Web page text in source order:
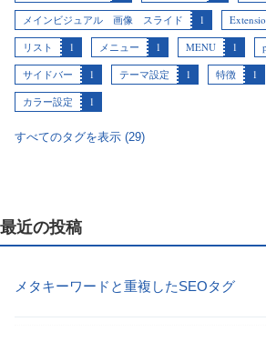
メインビジュアル 画像 スライド
1
リスト
1 メニュー 1 MENU 1
サイドバー
1 テーマ設定 1 特徴 1
カラー設定
1
すべてのタグを表示 (29)
最近の投稿
メタキーワードと重複したSEOタグ